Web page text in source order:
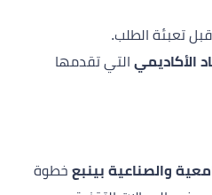
قبل تعبئة الطلب.
الأكاديمي التي تقدمها
والصناعية بينبع خطوة